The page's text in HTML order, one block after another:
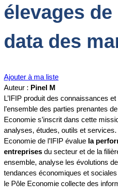
élevages
data des
Ajouter à ma liste
Auteur : Pinel M
L’IFIP produit des connaissances
l’ensemble des parties prenantes
Economie s’inscrit dans cette
analyses, études, outils et
Economie de l’IFIP évalue la
entreprises du secteur et de la
ensemble, analyse les évolutions
tendances économiques et
le Pôle Economie collecte des